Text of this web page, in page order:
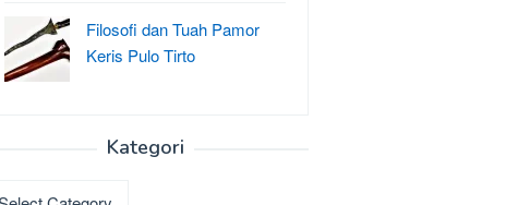
Filosofi dan Tuah Pamor
Keris Pulo Tirto
Kategori